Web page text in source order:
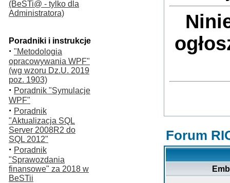
(BeSTi@ - tylko dla
Administratora)
Poradniki i instrukcje
· "Metodologia
opracowywania WPF"
(wg wzoru Dz.U. 2019
poz. 1903)
· Poradnik "Symulacje
WPF"
· Poradnik
"Aktualizacja SQL
Server 2008R2 do
SQL 2012"
· Poradnik
"Sprawozdania
finansowe" za 2018 w
BeSTii
Forum